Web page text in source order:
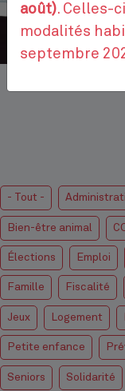
- Tout -
Bien-être animal
Élections Emploi
Famille Fiscalité
Jeux Logement
Petite enfance
Seniors Solidarité
août). Celles-
modalités
septembre